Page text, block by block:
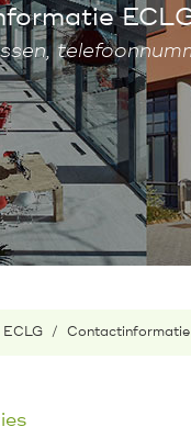
Contactinformatie